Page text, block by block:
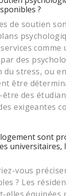
?
de soutien
comme
des
du stress, ou
être
des
exigeantes
sont
universitaires,
vous
? Les